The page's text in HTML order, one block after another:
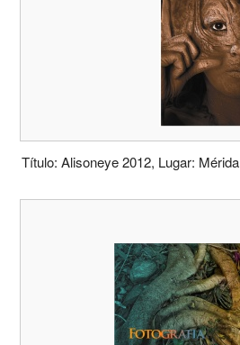
Título: Alisoneye 2012, Lugar: Mérida